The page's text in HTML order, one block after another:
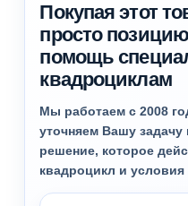
Покупая этот
просто позицию
помощь
квадроциклам
Мы работаем с 2008
уточняем Вашу
решение, которое
квадроцикл и условия